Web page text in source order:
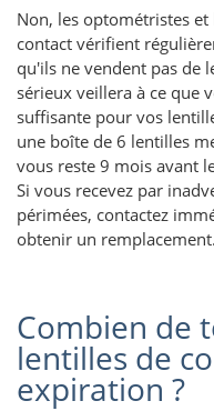
Non, les optométristes
contact vérifient
qu'ils ne vendent pas de
sérieux veillera à ce que
suffisante pour vos
une boîte de 6 lentilles
vous reste 9 mois avant
Si vous recevez par
périmées, contactez
obtenir un remplacement.
Combien de
lentilles de
expiration ?